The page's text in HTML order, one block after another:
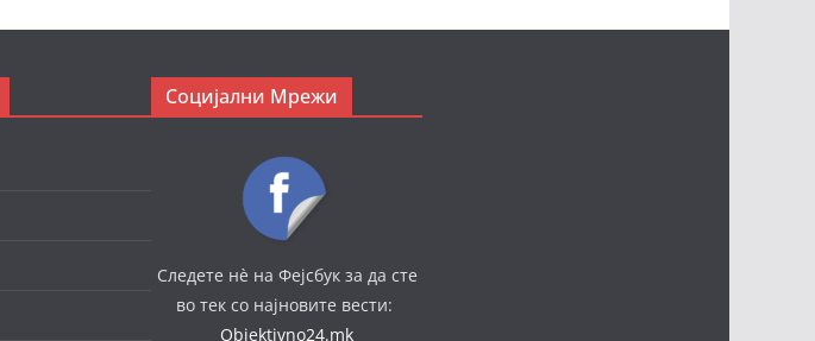
Социјални Мрежи
Следете нè на Фејсбук за да сте
во тек со најновите вести:
Objektivno24.mk